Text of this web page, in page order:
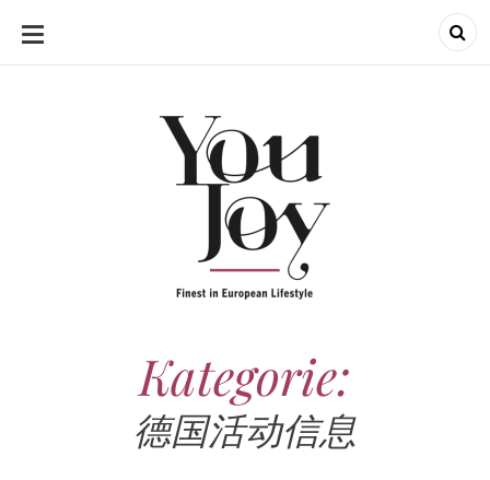
SKIP
Kategorie:
德国活动信息